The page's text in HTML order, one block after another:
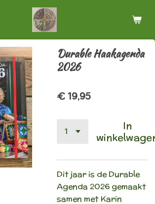
Durable Haakagenda
2026
€ 19,95
In
Dit jaar is de Durable
Agenda 2026 gemaakt
samen met Karin